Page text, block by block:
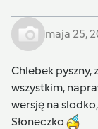
maja 25,
Chlebek pyszny,
wszystkim,
wersję na
Słoneczko